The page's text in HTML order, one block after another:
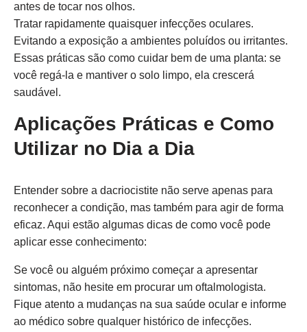
antes de tocar nos olhos.
Tratar rapidamente quaisquer infecções oculares.
Evitando a exposição a ambientes poluídos ou irritantes.
Essas práticas são como cuidar bem de uma planta: se
você regá-la e mantiver o solo limpo, ela crescerá
saudável.
Aplicações Práticas e Como
Utilizar no Dia a Dia
Entender sobre a dacriocistite não serve apenas para
reconhecer a condição, mas também para agir de forma
eficaz. Aqui estão algumas dicas de como você pode
aplicar esse conhecimento:
Se você ou alguém próximo começar a apresentar
sintomas, não hesite em procurar um oftalmologista.
Fique atento a mudanças na sua saúde ocular e informe
ao médico sobre qualquer histórico de infecções.